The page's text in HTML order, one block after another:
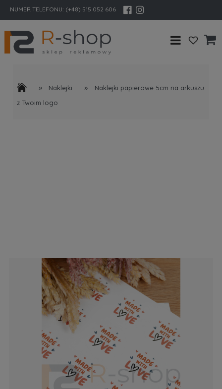
NUMER TELEFONU: (+48) 515 052 606
» Naklejki »
Naklejki papierowe 5cm na arkuszu
z Twoim logo